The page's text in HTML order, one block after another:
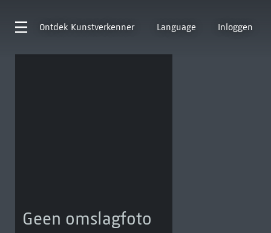
Ontdek Kunstverkenner Language Inloggen
Geen omslagfoto